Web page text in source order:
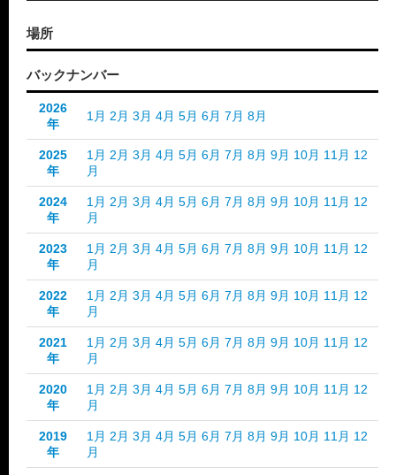
場所
バックナンバー
2026
年
1月 2月 3月 4月 5月 6月 7月 8月
2025
年
1月 2月 3月 4月 5月 6月 7月 8月 9月 10月 11月 12
月
2024
年
1月 2月 3月 4月 5月 6月 7月 8月 9月 10月 11月 12
月
2023
年
1月 2月 3月 4月 5月 6月 7月 8月 9月 10月 11月 12
月
2022
年
1月 2月 3月 4月 5月 6月 7月 8月 9月 10月 11月 12
月
2021
年
1月 2月 3月 4月 5月 6月 7月 8月 9月 10月 11月 12
月
2020
年
1月 2月 3月 4月 5月 6月 7月 8月 9月 10月 11月 12
月
2019
年
1月 2月 3月 4月 5月 6月 7月 8月 9月 10月 11月 12
月